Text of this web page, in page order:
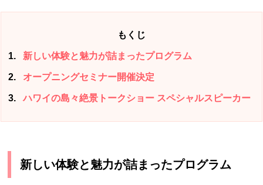
もくじ
1 新しい体験と魅力が詰まったプログラム
2 オープニングセミナー開催決定
3 ハワイの島々絶景トークショー スペシャルスピーカー
新しい体験と魅力が詰まったプログラム